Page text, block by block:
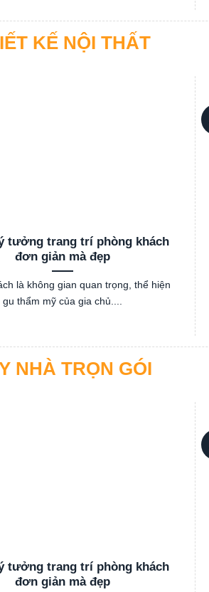
KẾ NỘI THẤT
tưởng trang trí phòng khách
đơn giản mà đẹp
là không gian quan trọng, thể hiện
gu thẩm mỹ của gia chủ....
NHÀ TRỌN GÓI
tưởng trang trí phòng khách
đơn giản mà đẹp